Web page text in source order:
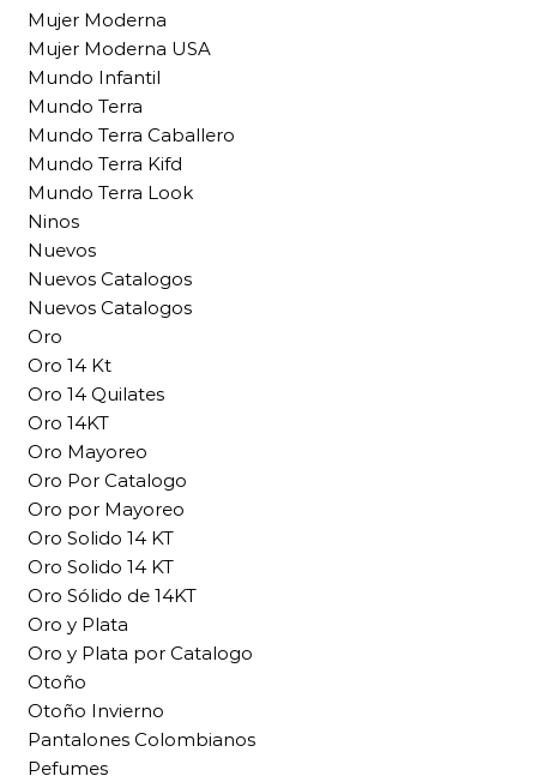
Mujer Moderna
Mujer Moderna USA
Mundo Infantil
Mundo Terra
Mundo Terra Caballero
Mundo Terra Kifd
Mundo Terra Look
Ninos
Nuevos
Nuevos Catalogos
Nuevos Catalogos
Oro
Oro 14 Kt
Oro 14 Quilates
Oro 14KT
Oro Mayoreo
Oro Por Catalogo
Oro por Mayoreo
Oro Solido 14 KT
Oro Solido 14 KT
Oro Sólido de 14KT
Oro y Plata
Oro y Plata por Catalogo
Otoño
Otoño Invierno
Pantalones Colombianos
Pefumes